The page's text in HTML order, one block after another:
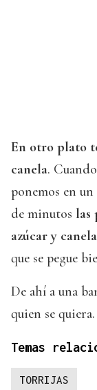
En otro plato
canela.
ponemos en
de minutos las
azúcar y
que se pegue
De ahí a una
quien se quiera.
Temas
TORRIJAS